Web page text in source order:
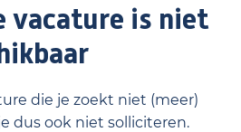
vacature is niet
die je zoekt niet (meer)
dus ook niet solliciteren.